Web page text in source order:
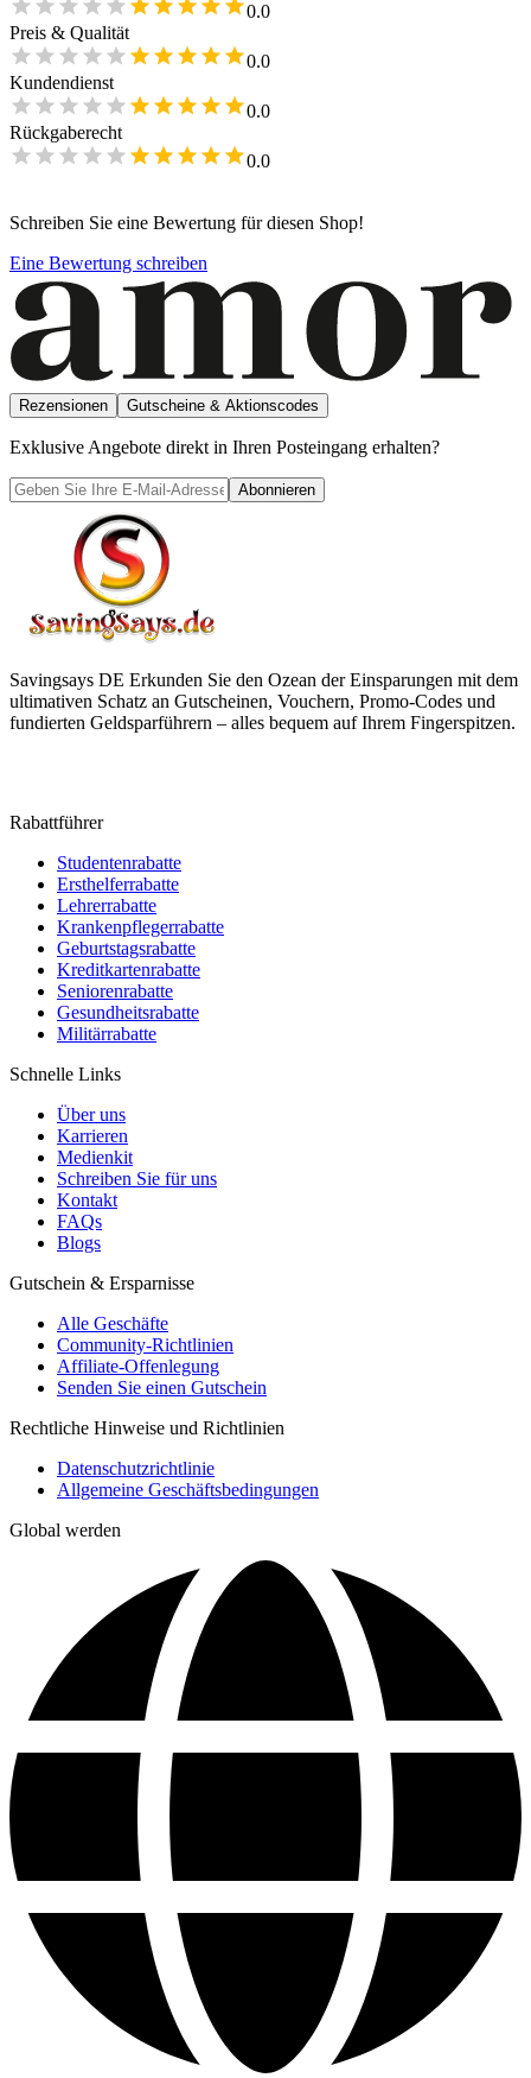
0.0
Preis & Qualität
0.0
Kundendienst
0.0
Rückgaberecht
0.0
Schreiben Sie eine Bewertung für diesen Shop!
Eine Bewertung schreiben
Rezensionen Gutscheine & Aktionscodes
Exklusive Angebote direkt in Ihren Posteingang erhalten?
Abonnieren
Savingsays DE Erkunden Sie den Ozean der Einsparungen mit dem
ultimativen Schatz an Gutscheinen, Vouchern, Promo-Codes und
fundierten Geldsparführern – alles bequem auf Ihrem Fingerspitzen.
Rabattführer
Studentenrabatte
Ersthelferrabatte
Lehrerrabatte
Krankenpflegerrabatte
Geburtstagsrabatte
Kreditkartenrabatte
Seniorenrabatte
Gesundheitsrabatte
Militärrabatte
Schnelle Links
Über uns
Karrieren
Medienkit
Schreiben Sie für uns
Kontakt
FAQs
Blogs
Gutschein & Ersparnisse
Alle Geschäfte
Community-Richtlinien
Affiliate-Offenlegung
Senden Sie einen Gutschein
Rechtliche Hinweise und Richtlinien
Datenschutzrichtlinie
Allgemeine Geschäftsbedingungen
Global werden